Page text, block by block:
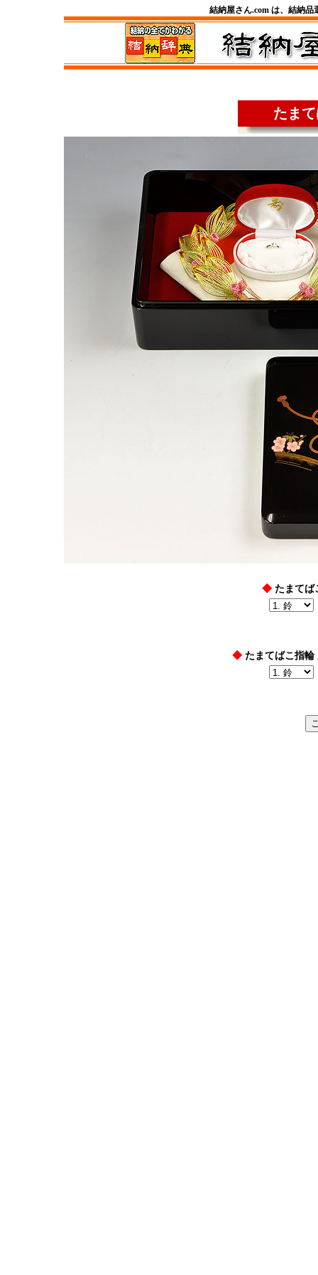
結納屋さん.com は、結納
たま
◆ たまてば
◆ たまてばこ指輪